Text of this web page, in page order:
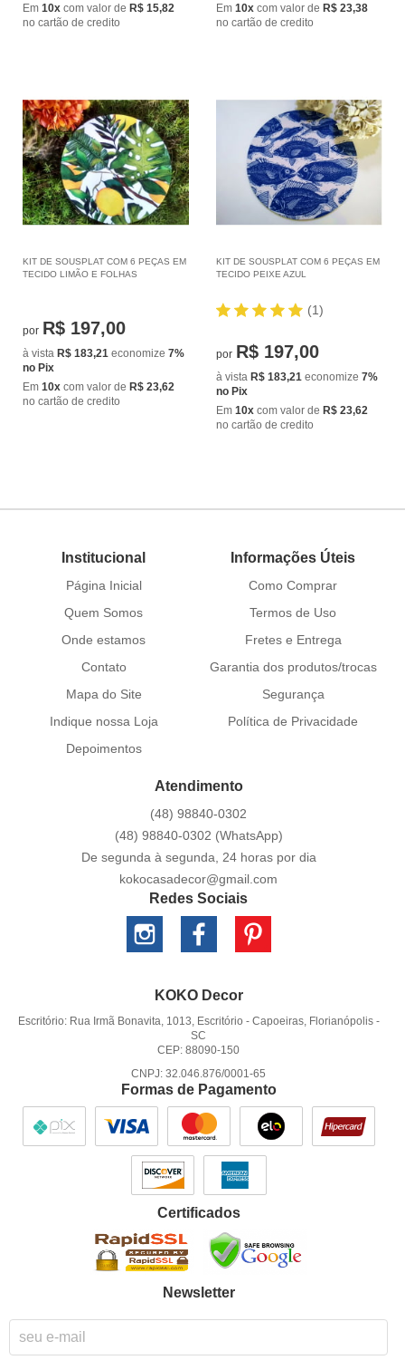
Em 10x com valor de R$ 15,82
no cartão de credito
Em 10x com valor de R$ 23,38
no cartão de credito
KIT DE SOUSPLAT COM 6 PEÇAS EM
TECIDO LIMÃO E FOLHAS
por R$ 197,00
à vista R$ 183,21 economize 7%
no Pix
Em 10x com valor de R$ 23,62
no cartão de credito
KIT DE SOUSPLAT COM 6 PEÇAS EM
TECIDO PEIXE AZUL
(1)
por R$ 197,00
à vista R$ 183,21 economize 7%
no Pix
Em 10x com valor de R$ 23,62
no cartão de credito
Institucional
Página Inicial
Quem Somos
Onde estamos
Contato
Mapa do Site
Indique nossa Loja
Depoimentos
Informações Úteis
Como Comprar
Termos de Uso
Fretes e Entrega
Garantia dos produtos/trocas
Segurança
Política de Privacidade
Atendimento
(48) 98840-0302
(48) 98840-0302 (WhatsApp)
De segunda à segunda, 24 horas por dia
kokocasadecor@gmail.com
Redes Sociais
KOKO Decor
Escritório: Rua Irmã Bonavita, 1013, Escritório - Capoeiras, Florianópolis-
SC
CEP: 88090-150
CNPJ: 32.046.876/0001-65
Formas de Pagamento
Certificados
Newsletter